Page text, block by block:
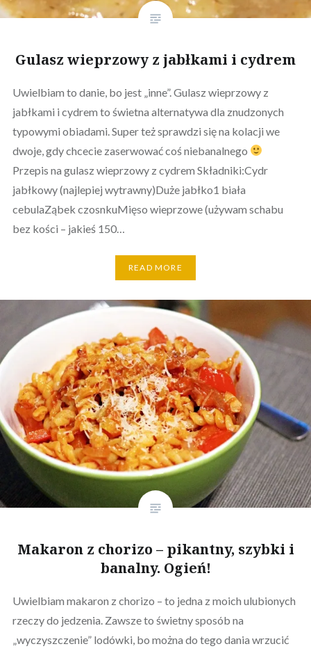
Gulasz wieprzowy z jabłkami i cydrem
Uwielbiam to danie, bo jest „inne”. Gulasz wieprzowy z
jabłkami i cydrem to świetna alternatywa dla znudzonych
typowymi obiadami. Super też sprawdzi się na kolacji we
dwoje, gdy chcecie zaserwować coś niebanalnego
Przepis na gulasz wieprzowy z cydrem Składniki:Cydr
jabłkowy (najlepiej wytrawny)Duże jabłko1 biała
cebulaZąbek czosnkuMięso wieprzowe (używam schabu
bez kości – jakieś 150…
READ MORE
Makaron z chorizo – pikantny, szybki i
banalny. Ogień!
Uwielbiam makaron z chorizo – to jedna z moich ulubionych
rzeczy do jedzenia. Zawsze to świetny sposób na
„wyczyszczenie” lodówki, bo można do tego dania wrzucić